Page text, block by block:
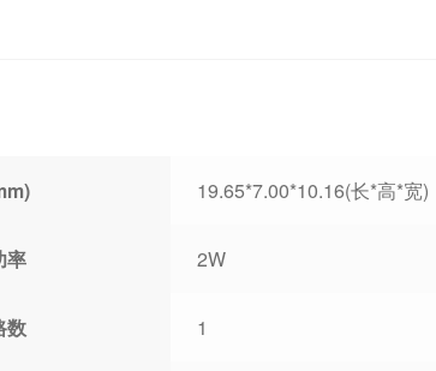
19.65*7.00*10.16(长*高*宽)
率 2W
数 1